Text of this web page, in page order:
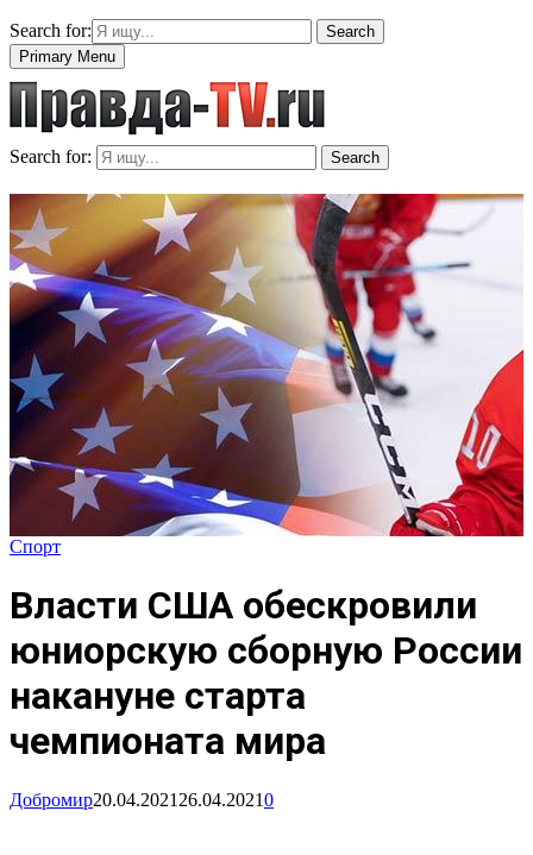
Search for:
Search
Primary Menu
Search for: Search
Спорт
Власти США обескровили
юниорскую сборную России
накануне старта
чемпионата мира
Добромир20.04.2021 26.04.20210